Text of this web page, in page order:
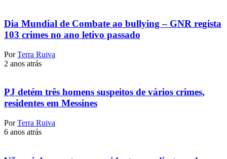
Dia Mundial de Combate ao bullying – GNR regista
103 crimes no ano letivo passado
Por Terra Ruiva
2 anos atrás
PJ detém três homens suspeitos de vários crimes,
residentes em Messines
Por Terra Ruiva
6 anos atrás